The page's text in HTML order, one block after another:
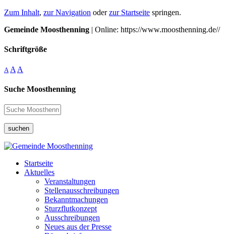
Zum Inhalt, zur Navigation oderzur Startseite springen.
Gemeinde Moosthenning | Online: https://www.moosthenning.de//
Schriftgröße
A A A
Suche Moosthenning
suchen
Startseite
Aktuelles
Veranstaltungen
Stellenausschreibungen
Bekanntmachungen
Sturzflutkonzept
Ausschreibungen
Neues aus der Presse